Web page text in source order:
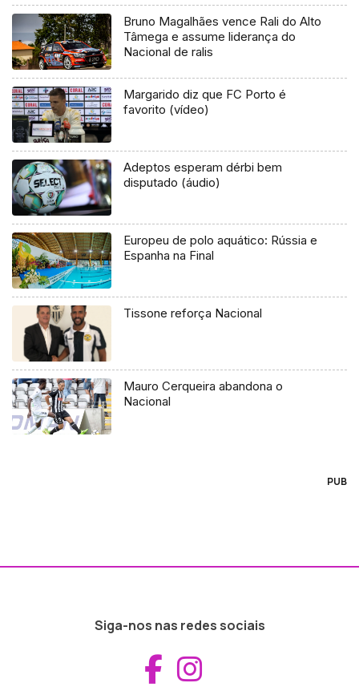
Bruno Magalhães vence Rali do Alto
Tâmega e assume liderança do
Nacional de ralis
Margarido diz que FC Porto é
favorito (vídeo)
Adeptos esperam dérbi bem
disputado (áudio)
Europeu de polo aquático: Rússia e
Espanha na Final
Tissone reforça Nacional
Mauro Cerqueira abandona o
Nacional
PUB
Siga-nos nas redes sociais
Aceder ao